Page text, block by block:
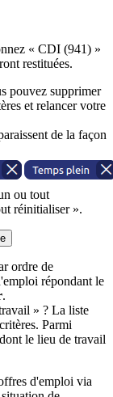
« CDI (941) »
restituées.
pouvez supprimer
et relancer votre
de la façon
ou tout
réinitialiser ».
ordre de
répondant le
.
» ? La liste
Parmi
le lieu de travail
d'emploi via